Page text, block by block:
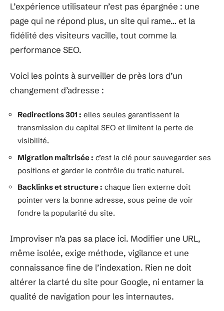
L’expérience utilisateur n’est pas épargnée : une
page qui ne répond plus, un site qui rame… et la
fidélité des visiteurs vacille, tout comme la
performance SEO.
Voici les points à surveiller de près lors d’un
changement d’adresse :
Redirections 301 : elles seules garantissent la
transmission du capital SEO et limitent la perte de
visibilité.
Migration maîtrisée : c’est la clé pour sauvegarder ses
positions et garder le contrôle du trafic naturel.
Backlinks et structure : chaque lien externe doit
pointer vers la bonne adresse, sous peine de voir
fondre la popularité du site.
Improviser n’a pas sa place ici. Modifier une URL,
même isolée, exige méthode, vigilance et une
connaissance fine de l’indexation. Rien ne doit
altérer la clarté du site pour Google, ni entamer la
qualité de navigation pour les internautes.